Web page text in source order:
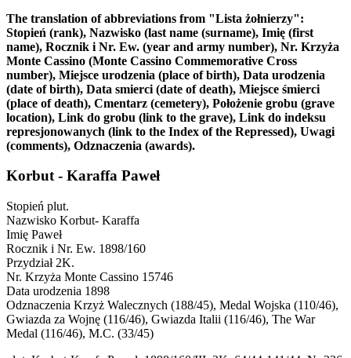
The translation of abbreviations from "Lista żołnierzy":
Stopień (rank), Nazwisko (last name (surname), Imię (first
name), Rocznik i Nr. Ew. (year and army number), Nr. Krzyża
Monte Cassino (Monte Cassino Commemorative Cross
number), Miejsce urodzenia (place of birth), Data urodzenia
(date of birth), Data smierci (date of death), Miejsce śmierci
(place of death), Cmentarz (cemetery), Położenie grobu (grave
location), Link do grobu (link to the grave), Link do indeksu
represjonowanych (link to the Index of the Repressed), Uwagi
(comments), Odznaczenia (awards).
Korbut - Karaffa Paweł
Stopień plut.
Nazwisko Korbut- Karaffa
Imię Paweł
Rocznik i Nr. Ew. 1898/160
Przydział 2K.
Nr. Krzyża Monte Cassino 15746
Data urodzenia 1898
Odznaczenia Krzyż Walecznych (188/45), Medal Wojska (110/46),
Gwiazda za Wojnę (116/46), Gwiazda Italii (116/46), The War
Medal (116/46), M.C. (33/45)